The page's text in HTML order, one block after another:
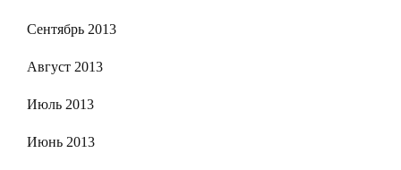
Сентябрь 2013
Август 2013
Июль 2013
Июнь 2013